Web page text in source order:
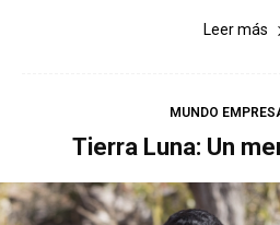
Leer más
MUNDO
Tierra Luna: Un